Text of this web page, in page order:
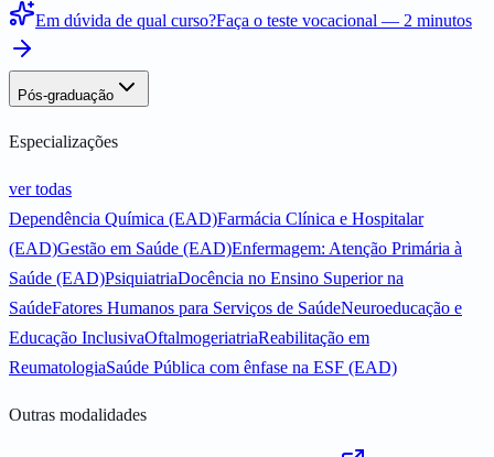
Em dúvida de qual curso?Faça o teste vocacional — 2 minutos
Pós-graduação
Especializações
ver todas
Dependência Química (EAD)Farmácia Clínica e Hospitalar
(EAD)Gestão em Saúde (EAD)Enfermagem: Atenção Primária à
Saúde (EAD)PsiquiatriaDocência no Ensino Superior na
SaúdeFatores Humanos para Serviços de SaúdeNeuroeducação e
Educação InclusivaOftalmogeriatriaReabilitação em
ReumatologiaSaúde Pública com ênfase na ESF (EAD)
Outras modalidades